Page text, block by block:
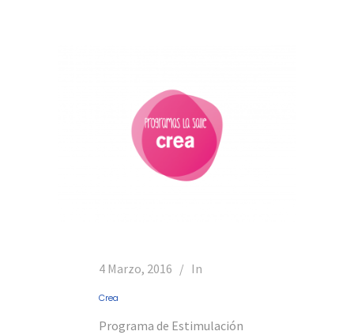
4 Marzo, 2016 In
Crea
Programa de Estimulación